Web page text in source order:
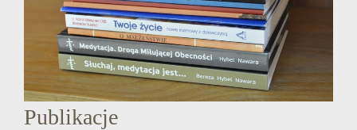
Publikacje